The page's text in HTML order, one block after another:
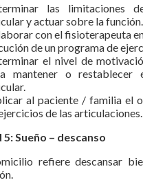
las limitaciones
y actuar sobre la función.
con el fisioterapeuta
de un programa de
el nivel de
mantener o restablecer
al paciente / familia el
de las articulaciones.
5: Sueño – descanso
refiere descansar